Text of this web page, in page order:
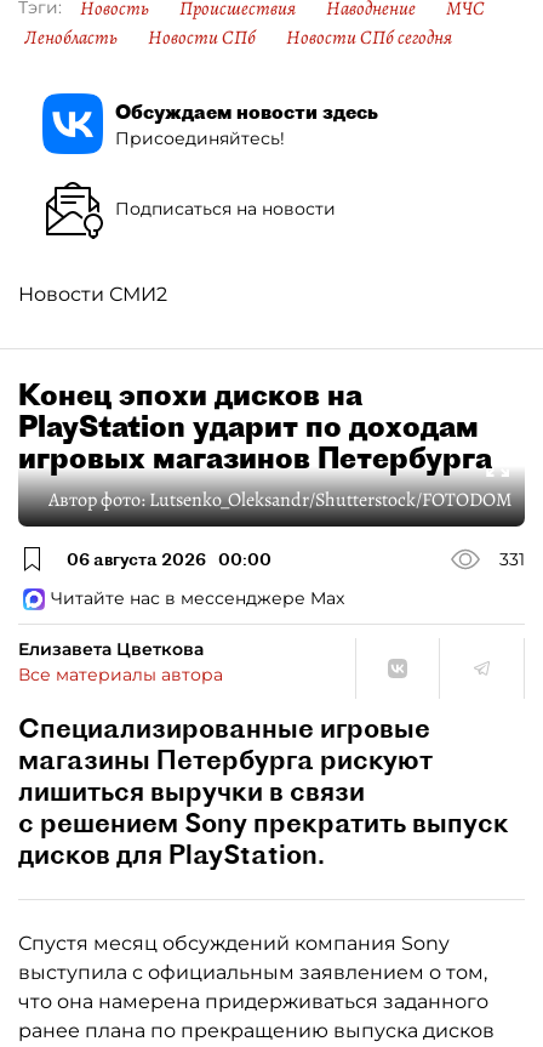
Тэги: Новость Происшествия Наводнение
МЧС
Ленобласть
Новости СПб Новости СПб сегодня
Обсуждаем новости здесь
Присоединяйтесь!
Подписаться на новости
Новости СМИ2
Конец эпохи дисков на
PlayStation ударит по доходам
игровых магазинов Петербурга
Автор фото:Lutsenko_Oleksandr/Shutterstock/FOTODOM
06 августа 2026 00:00
331
Читайте нас в мессенджере Max
Елизавета Цветкова
Все материалы автора
Специализированные игровые
магазины Петербурга рискуют
лишиться выручки в связи
с решением Sony прекратить выпуск
дисков для PlayStation.
Спустя месяц обсуждений компания Sony
выступила с официальным заявлением о том,
что она намерена придерживаться заданного
ранее плана по прекращению выпуска дисков